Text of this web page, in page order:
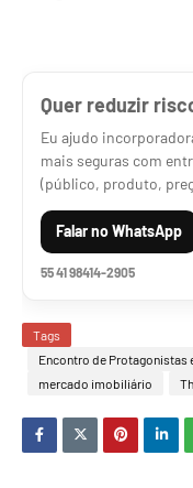
Quer reduzir
Eu ajudo
mais seguras com
(público, produto,
Falar no WhatsApp
55 41 98414-2905
Tags
Encontro de Protagonistas
Brasileiro
mercado imobiliário